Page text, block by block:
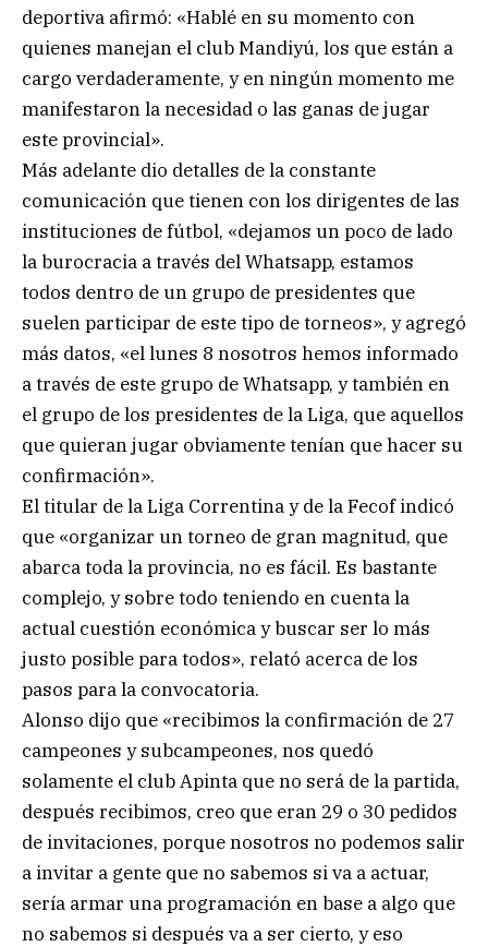
deportiva afirmó: «Hablé en su momento con
quienes manejan el club Mandiyú, los que están a
cargo verdaderamente, y en ningún momento me
manifestaron la necesidad o las ganas de jugar
este provincial».
Más adelante dio detalles de la constante
comunicación que tienen con los dirigentes de las
instituciones de fútbol, «dejamos un poco de lado
la burocracia a través del Whatsapp, estamos
todos dentro de un grupo de presidentes que
suelen participar de este tipo de torneos», y agregó
más datos, «el lunes 8 nosotros hemos informado
a través de este grupo de Whatsapp, y también en
el grupo de los presidentes de la Liga, que aquellos
que quieran jugar obviamente tenían que hacer su
confirmación».
El titular de la Liga Correntina y de la Fecof indicó
que «organizar un torneo de gran magnitud, que
abarca toda la provincia, no es fácil. Es bastante
complejo, y sobre todo teniendo en cuenta la
actual cuestión económica y buscar ser lo más
justo posible para todos», relató acerca de los
pasos para la convocatoria.
Alonso dijo que «recibimos la confirmación de 27
campeones y subcampeones, nos quedó
solamente el club Apinta que no será de la partida,
después recibimos, creo que eran 29 o 30 pedidos
de invitaciones, porque nosotros no podemos salir
a invitar a gente que no sabemos si va a actuar,
sería armar una programación en base a algo que
no sabemos si después va a ser cierto, y eso